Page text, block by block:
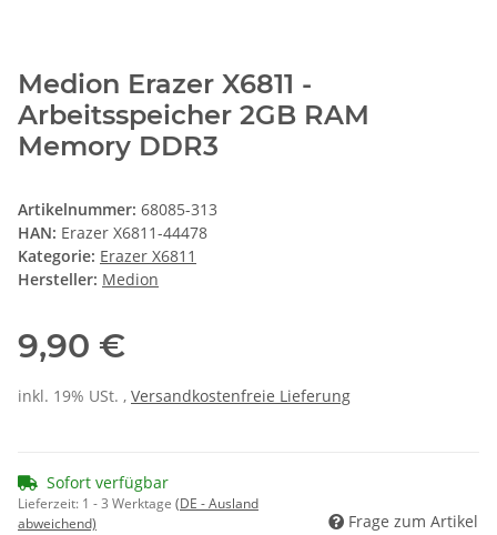
Medion Erazer X6811 -
Arbeitsspeicher 2GB RAM
Memory DDR3
Artikelnummer: 68085-313
HAN: Erazer X6811-44478
Kategorie: Erazer X6811
Hersteller: Medion
9,90 €
inkl. 19% USt. , Versandkostenfreie Lieferung
Sofort verfügbar
Lieferzeit: 1 - 3 Werktage (DE - Ausland
abweichend)
Frage zum Artikel